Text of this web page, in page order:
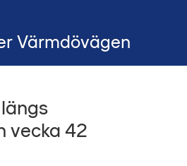
Värmdövägen
vecka 42